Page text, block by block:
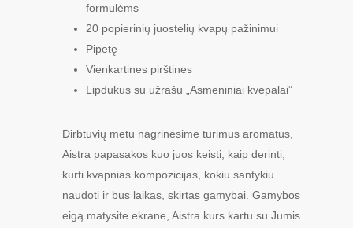
formulėms
20 popierinių juostelių kvapų pažinimui
Pipetę
Vienkartines pirštines
Lipdukus su užrašu „Asmeniniai kvepalai”
Dirbtuvių metu nagrinėsime turimus aromatus,
Aistra papasakos kuo juos keisti, kaip derinti,
kurti kvapnias kompozicijas, kokiu santykiu
naudoti ir bus laikas, skirtas gamybai. Gamybos
eigą matysite ekrane, Aistra kurs kartu su Jumis